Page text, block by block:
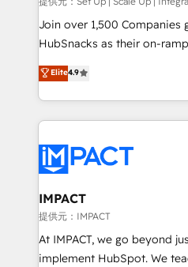
people, exciting ideas and
ensure revenue growth on a daily
team of 100+ experts is ready for you!
growth |
Join over 1,500 Companies
HubSnacks as their on-
Simple pay-as-you-go plans
1️⃣ Set Up | Onboarding
HubSpot portals 2️⃣ Scale Up | 100% HubSpot Task
Execution... Global 24/7 ... All Experts
Slash months from your API
Click "Contact Business" ⬅️
Integration templates that
of your tech stack, syncing... 🛍️ Shopify or
WooCommerce 💲 Stripe or
Netsuite 🤖 Google or
Elite4.9
IMPACT
提供元：IMPACT
At IMPACT, we go beyond
implement HubSpot. We teach your team how to